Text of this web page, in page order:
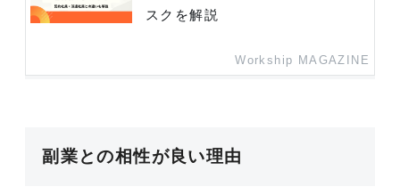
スクを解説
Workship MAGAZINE
副業との相性が良い理由